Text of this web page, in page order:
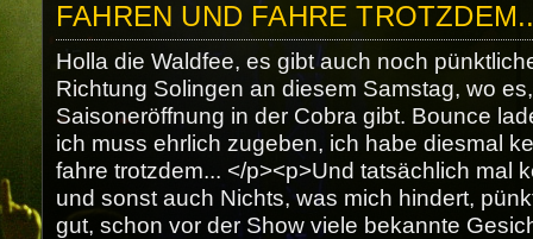
FAHREN UND FAHRE
Holla die Waldfee, es gibt auch noch
Richtung Solingen an diesem Samstag, wo
Saisoneröffnung in der Cobra gibt. Bounce
ich muss ehrlich zugeben, ich habe diesmal
fahre trotzdem... </p><p>Und tatsächlich mal
und sonst auch Nichts, was mich hindert,
gut, schon vor der Show viele bekannte